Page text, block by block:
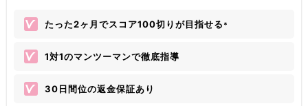
たった2ヶ月でスコア100切りが目指せる *
1対1のマンツーマンで徹底指導
30日間位の返金保証あり